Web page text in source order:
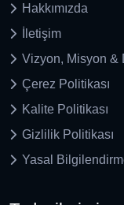
Hakkımızda
İletişim
Vizyon, Misyon &
Çerez Politikası
Kalite Politikası
Gizlilik Politikası
Yasal